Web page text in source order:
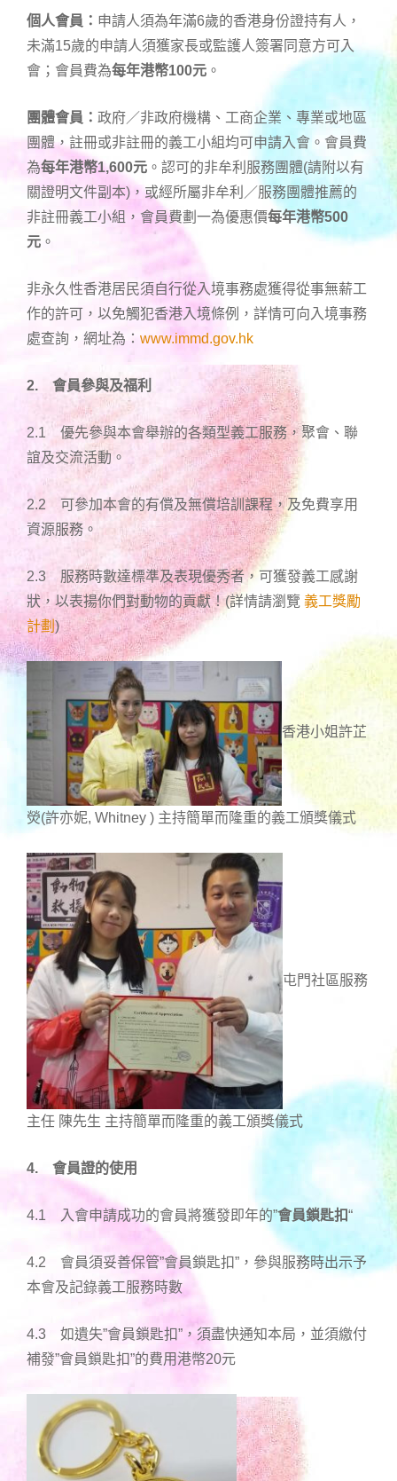
個人會員： 申請人須為年滿6歲的香港身份證持有人，
未滿15歲的申請人須獲家長或監護人簽署同意方可入
會；會員費為每年港幣100元 。
團體會員： 政府／非政府機構、工商企業、專業或地區
團體，註冊或非註冊的義工小組均可申請入會。會員費
為每年港幣1,600元 。認可的非牟利服務團體(請附以有
關證明文件副本)，或經所屬非牟利／服務團體推薦的
非註冊義工小組，會員費劃一為優惠價每年港幣500
元 。
非永久性香港居民須自行從入境事務處獲得從事無薪工
作的許可，以免觸犯香港入境條例，詳情可向入境事務
處查詢，網址為： www.immd.gov.hk
2. 會員參與及福利
2.1 優先參與本會舉辦的各類型義工服務，聚會、聯
誼及交流活動。
2.2 可參加本會的有償及無償培訓課程，及免費享用
資源服務。
2.3 服務時數達標準及表現優秀者，可獲發義工感謝
狀，以表揚你們對動物的貢獻！(詳情請瀏覽 義工獎勵
計劃 )
香港小姐許芷
熒(許亦妮, Whitney ) 主持簡單而隆重的義工頒獎儀式
屯門社區服務
主任 陳先生 主持簡單而隆重的義工頒獎儀式
4. 會員證的使用
4.1 入會申請成功的會員將獲發即年的”會員鎖匙扣“
4.2 會員須妥善保管”會員鎖匙扣”，參與服務時出示予
本會及記錄義工服務時數
4.3 如遺失”會員鎖匙扣”，須盡快通知本局，並須繳付
補發”會員鎖匙扣”的費用港幣20元